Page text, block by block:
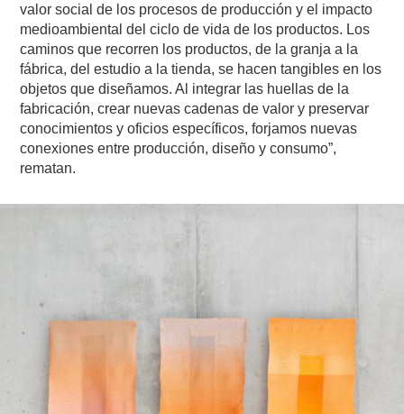
valor social de los procesos de producción y el impacto
medioambiental del ciclo de vida de los productos. Los
caminos que recorren los productos, de la granja a la
fábrica, del estudio a la tienda, se hacen tangibles en los
objetos que diseñamos. Al integrar las huellas de la
fabricación, crear nuevas cadenas de valor y preservar
conocimientos y oficios específicos, forjamos nuevas
conexiones entre producción, diseño y consumo”,
rematan.